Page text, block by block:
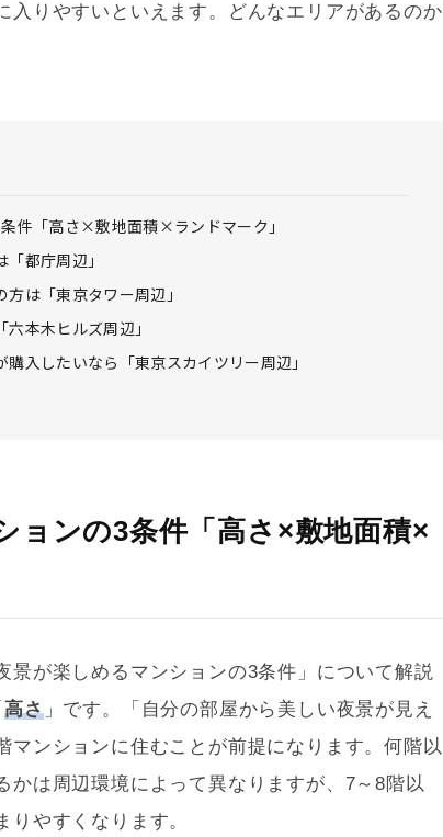
入りやすいといえます。どんなエリアがあるのか
件「高さ×敷地面積×ランドマーク」
都庁周辺」
は「東京タワー周辺」
本木ヒルズ周辺」
入したいなら「東京スカイツリー周辺」
ョンの3条件「高さ×敷地面積×
景が楽しめるマンションの3条件」について解説
高さ」です。「自分の部屋から美しい夜景が見え
マンションに住むことが前提になります。何階以
かは周辺環境によって異なりますが、7～8階以
やすくなります。